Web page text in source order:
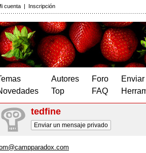
cuenta | Inscripción
Autores
Top
Foro
FAQ
tedfine
Enviar un mensaje privado